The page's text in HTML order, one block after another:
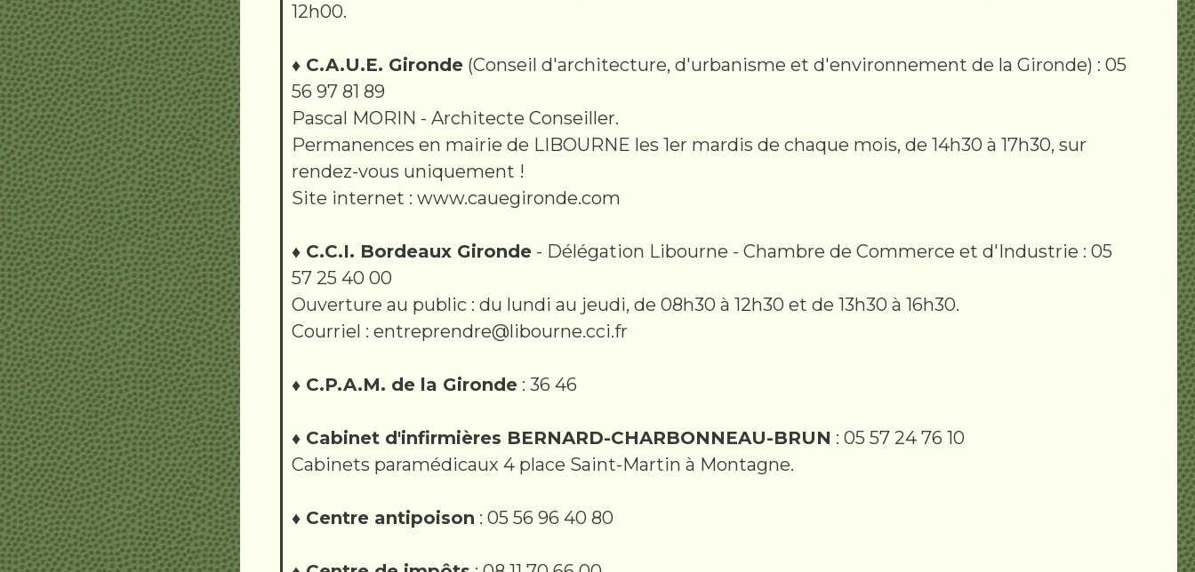
12h00.
♦ C.A.U.E. Gironde (Conseil d'architecture, d'urbanisme et d'environnement de la Gironde) : 05
56 97 81 89
Pascal MORIN - Architecte Conseiller.
Permanences en mairie de LIBOURNE les 1er mardis de chaque mois, de 14h30 à 17h30, sur
rendez-vous uniquement !
Site internet : www.cauegironde.com
♦ C.C.I. Bordeaux Gironde - Délégation Libourne - Chambre de Commerce et d'Industrie : 05
57 25 40 00
Ouverture au public : du lundi au jeudi, de 08h30 à 12h30 et de 13h30 à 16h30.
Courriel : entreprendre@libourne.cci.fr
♦ C.P.A.M. de la Gironde : 36 46
♦ Cabinet d'infirmières BERNARD-CHARBONNEAU-BRUN : 05 57 24 76 10
Cabinets paramédicaux 4 place Saint-Martin à Montagne.
♦ Centre antipoison : 05 56 96 40 80